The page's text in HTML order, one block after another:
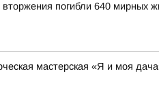
вторжения погибли 640 мирных
мастерская «Я и моя